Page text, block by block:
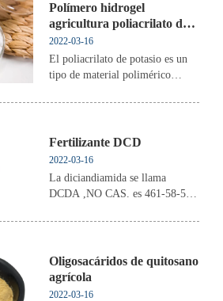
Polímero hidrogel
agricultura poliacrilato de
potasio
2022-03-16
El poliacrilato de potasio es un
tipo de material polimérico
capacidad de absorción de agua.
absorción de agua, por lo que la
gente agrícola lo compara con el
Fertilizante DCD
2022-03-16
La diciandiamida se llama
DCDA ,NO CAS. es 461-58-5 ,
agente de decoloración de aguas
fertilizante,estabilizadores de
nitrato de celulosa,aceleradores
de vulcanización de caucho ,etc.
Oligosacáridos de quitosano
agrícola
2022-03-16